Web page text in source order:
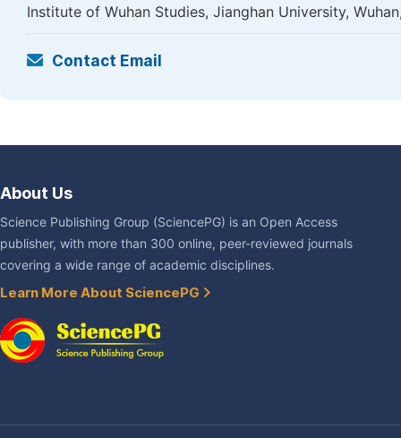
Institute of Wuhan Studies, Jianghan University,
Contact Email
About Us
Science Publishing Group (SciencePG) is an Open Access
publisher, with more than 300 online, peer-reviewed journals
covering a wide range of academic disciplines.
Learn More About SciencePG